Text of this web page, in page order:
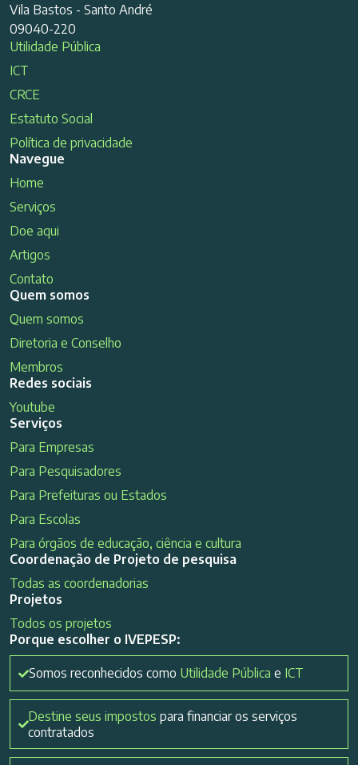
Vila Bastos - Santo André
09040-220
Utilidade Pública
ICT
CRCE
Estatuto Social
Política de privacidade
Navegue
Home
Serviços
Doe aqui
Artigos
Contato
Quem somos
Quem somos
Diretoria e Conselho
Membros
Redes sociais
Youtube
Serviços
Para Empresas
Para Pesquisadores
Para Prefeituras ou Estados
Para Escolas
Para órgãos de educação, ciência e cultura
Coordenação de Projeto de pesquisa
Todas as coordenadorias
Projetos
Todos os projetos
Porque escolher o IVEPESP:
Somos reconhecidos como Utilidade Pública e ICT
Destine seus impostos para financiar os serviços
contratados